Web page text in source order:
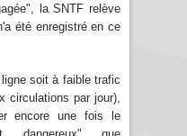
la SNTF relève
été enregistré en ce
soit à faible trafic
circulations par jour),
encore une fois le